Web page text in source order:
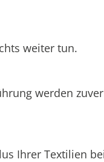
weiter tun.
werden
Ihrer Textilien